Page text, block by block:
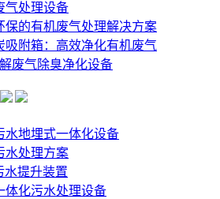
气处理设备
保的有机废气处理解决方案
吸附箱：高效净化有机废气
废气除臭净化设备
水地埋式一体化设备
水处理方案
水提升装置
体化污水处理设备